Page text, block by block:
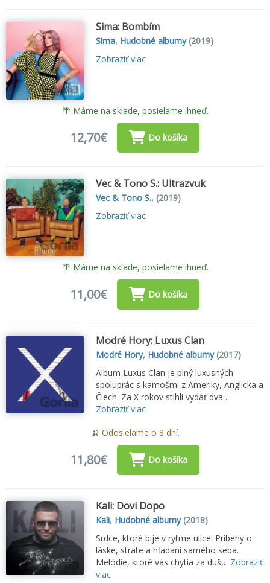
Sima: Bombím
Sima, Hudobné albumy(2019)
Zobraziť viac
🌴 Máme na sklade, posielame ihneď.
12,70€ Do košíka
Vec & Tono S.: Ultrazvuk
Vec & Tono S., (2019)
Zobraziť viac
🌴 Máme na sklade, posielame ihneď.
11,00€ Do košíka
Modré Hory: Luxus Clan
Modré Hory, Hudobné albumy(2017)
Album Luxus Clan je plný luxusných
spoluprác s kamošmi z Ameriky, Anglicka a
Čiech. Za X rokov stihli vydať dva ...
Zobraziť viac
🍌 Odosielame o 8 dní.
11,80€ Do košíka
Kali: Dovi Dopo
Kali, Hudobné albumy(2018)
Srdce, ktoré bije v rytme ulice. Príbehy o
láske, strate a hľadaní samého seba.
Melódie, ktoré vás chytia za dušu. Zobraziť
viac